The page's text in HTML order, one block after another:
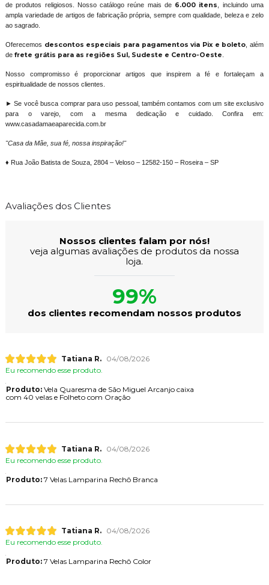
de produtos religiosos. Nosso catálogo reúne mais de 6.000 itens
, incluindo uma
ampla variedade de artigos de fabricação própria, sempre com qualidade, beleza e zelo
ao sagrado.
Oferecemos descontos especiais para pagamentos via Pix e boleto , além
de frete grátis para as regiões Sul, Sudeste e Centro-Oeste
Nosso compromisso é proporcionar artigos que inspirem a fé e fortaleçam a
espiritualidade de nossos clientes.
► Se você busca comprar para uso pessoal, também contamos com um site exclusivo
para o varejo, com a mesma dedicação e cuidado. Confira em:
www.casadamaeaparecida.com.br
"Casa da Mãe, sua fé, nossa inspiração!"
♦ Rua João Batista de Souza, 2804 – Veloso – 12582-150 – Roseira – SP
Avaliações dos Clientes
Nossos clientes falam por nós!
veja algumas avaliações de produtos da nossa
loja.
99%
dos clientes recomendam nossos produtos
Tatiana R.
04/08/2026
Eu recomendo esse produto.
Produto:Vela Quaresma de São Miguel Arcanjo caixa
com 40 velas e Folheto com Oração
Tatiana R.
04/08/2026
Eu recomendo esse produto.
Produto:7 Velas Lamparina Rechô Branca
Tatiana R.
04/08/2026
Eu recomendo esse produto.
Produto:7 Velas Lamparina Rechô Color